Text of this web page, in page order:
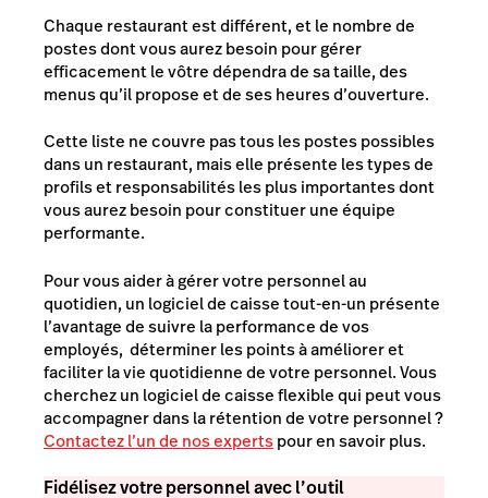
Chaque restaurant est différent, et le nombre de
postes dont vous aurez besoin pour gérer
efficacement le vôtre dépendra de sa taille, des
menus qu’il propose et de ses heures d’ouverture.
Cette liste ne couvre pas tous les postes possibles
dans un restaurant, mais elle présente les types de
profils et responsabilités les plus importantes dont
vous aurez besoin pour constituer une équipe
performante.
Pour vous aider à gérer votre personnel au
quotidien, un logiciel de caisse tout-en-un présente
l’avantage de suivre la performance de vos
employés, déterminer les points à améliorer et
faciliter la vie quotidienne de votre personnel. Vous
cherchez un logiciel de caisse flexible qui peut vous
accompagner dans la rétention de votre personnel ?
Contactez l’un de nos expertspour en savoir plus.
Fidélisez votre personnel avec l’outil